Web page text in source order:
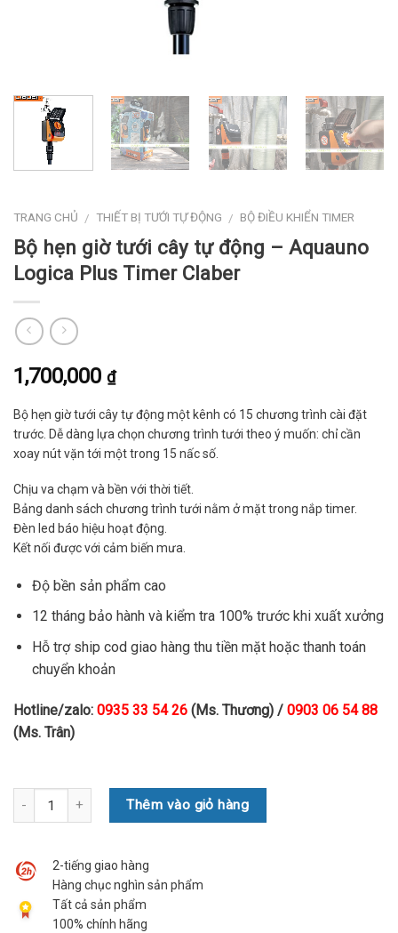
TRANG CHỦ / THIẾT BỊ TƯỚI TỰ ĐỘNG / BỘ ĐIỀU KHIỂN TIMER
Bộ hẹn giờ tưới cây tự động – Aquauno
Logica Plus Timer Claber
1,700,000 ₫
Bộ hẹn giờ tưới cây tự động một kênh có 15 chương trình cài đặt
trước. Dễ dàng lựa chọn chương trình tưới theo ý muốn: chỉ cần
xoay nút vặn tới một trong 15 nấc số.
Chịu va chạm và bền với thời tiết.
Bảng danh sách chương trình tưới nằm ở mặt trong nắp timer.
Đèn led báo hiệu hoạt động.
Kết nối được với cảm biến mưa.
Độ bền sản phẩm cao
12 tháng bảo hành và kiểm tra 100% trước khi xuất xưởng
Hỗ trợ ship cod giao hàng thu tiền mặt hoặc thanh toán
chuyển khoản
Hotline/zalo: 0935 33 54 26 (Ms. Thương) / 0903 06 54 88
(Ms. Trân)
Số lượng Thêm vào giỏ hàng
2-tiếng giao hàng
Hàng chục nghìn sản phẩm
Tất cả sản phẩm
100% chính hãng